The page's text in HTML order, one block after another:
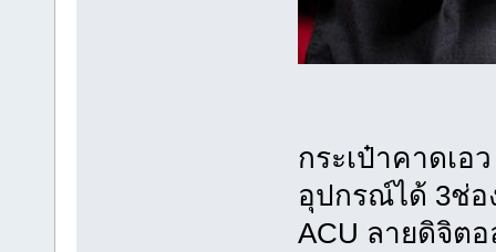
กระเป๋าคาดเอ
อุปกรณ์ได้ 3ช่อ
ACU ลายดิจิต